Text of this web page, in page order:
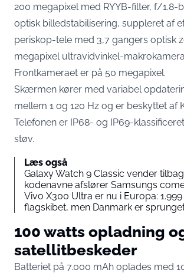
200 megapixel med RYYB-filter, f/
optisk billedstabilisering, suppleret af
periskop-tele med 3,7 gangers optisk
megapixel ultravidvinkel-
Frontkameraet er på 50 megapixel.
Skærmen kører med variabel
mellem 1 og 120 Hz og er beskyttet af
Telefonen er IP68- og IP69-
støv.
Læs også
Galaxy Watch 9 Classic vender
kodenavne afslører Samsungs
Vivo X300 Ultra er nu i Europa:
flagskibet, men Danmark er
100 watts opladning
satellitbeskeder
Batteriet på 7.000 mAh oplades med